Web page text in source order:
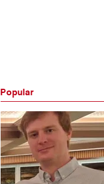
Popular